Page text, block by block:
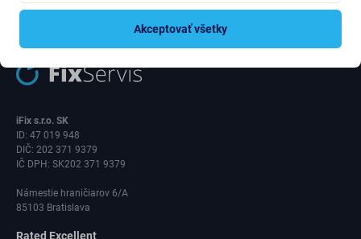
Súhlasím s odberom noviniek
iFix s.r.o. SK
ID: 47 019 948
DIČ: 202 371 9379
IČ DPH: SK202 371 9379
Námestie hraničiarov 6/A
85103 Bratislava
Rated Excellent
Akceptovať všetky